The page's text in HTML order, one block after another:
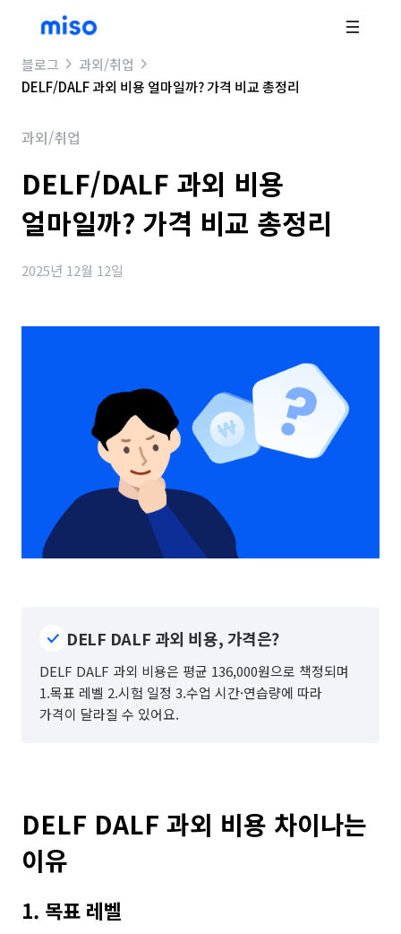
블로그
과외/취업
DELF/DALF 과외 비용 얼마일까? 가격 비교 총정리
과외/취업
DELF/DALF 과외 비용
얼마일까? 가격 비교 총정리
2025년 12월 12일
DELF DALF 과외 비용, 가격은?
DELF DALF 과외 비용은 평균 136,000원으로 책정되며
1.목표 레벨 2.시험 일정 3.수업 시간·연습량에 따라
가격이 달라질 수 있어요.
DELF DALF 과외 비용 차이나는
이유
1. 목표 레벨